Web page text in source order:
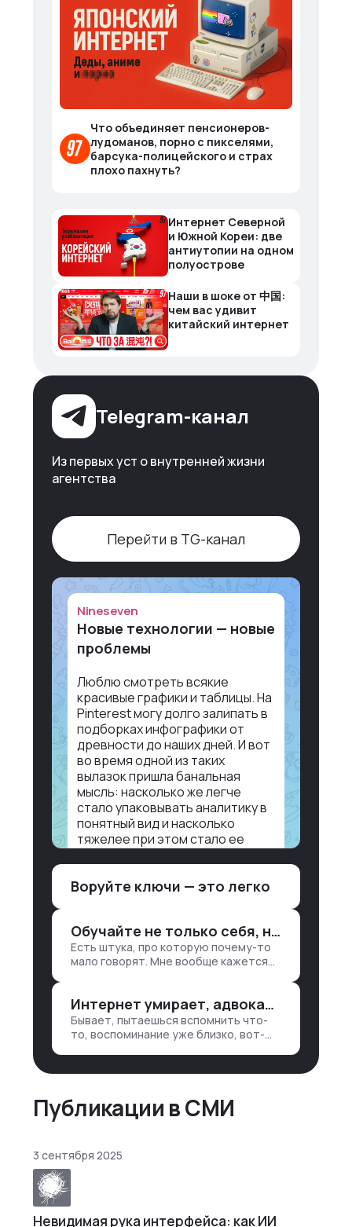
Что объединяет пенсионеров-
лудоманов, порно с пикселями,
барсука-полицейского и страх
плохо пахнуть?
Интернет Северной
и Южной Кореи: две
антиутопии на одном
полуострове
Наши в шоке от 中国:
чем вас удивит
китайский интернет
Telegram-канал
Из первых уст о внутренней жизни
агентства
Перейти в TG-канал
Nineseven
Новые технологии — новые
проблемы
Люблю смотреть всякие
красивые графики и таблицы. На
Pinterest могу долго залипать в
подборках инфографики от
древности до наших дней. И вот
во время одной из таких
вылазок пришла банальная
мысль: насколько же легче
стало упаковывать аналитику в
понятный вид и насколько
тяжелее при этом стало ее
воспринимать.
Объясню в разрезе нашей
лет 15 назад, нужно было:
1. Собирать данные в одну базу и
разгребать их оттуда вручную:
проекту — все ручками
Воруйте ключи — это легко
Обучайте не только себя, но и клиентов
Есть штука, про которую почему-то
мало говорят. Мне вообще кажется
стороны. Ты что-то хватаешь у
клиента: е…
Интернет умирает, адвокаты и судьи в растерянности, а я хочу песню
Бывает, пытаешься вспомнить что-
то, воспоминание уже близко, вот-
днями. А то и неделями, если сильно
Публикации в СМИ
3 сентября 2025
Невидимая рука интерфейса: как ИИ